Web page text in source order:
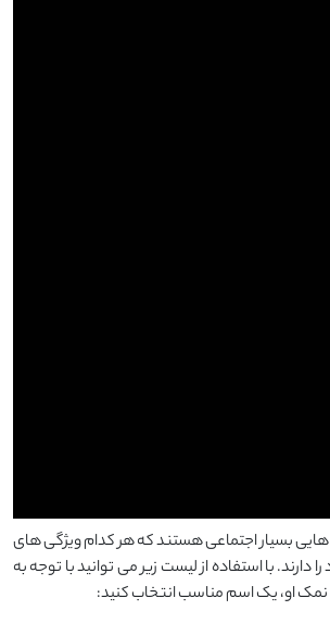
بسیار اجتماعی هستند که هر کدام ویژگی های
دارند. با استفاده از لیست زیر می توانید با توجه به
او، یک اسم مناسب انتخاب کنید: